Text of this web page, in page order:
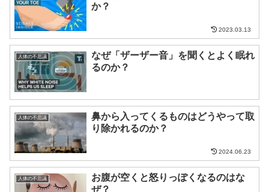
か？
2023.03.13
人体の不思議
なぜ「ザーザー音」を聞くとよく眠れ
るのか？
人体の不思議
鼻から入ってくるものはどうやって取
り除かれるのか？
2024.06.23
人体の不思議
お腹が空くと怒りっぽくなるのはな
ぜ？